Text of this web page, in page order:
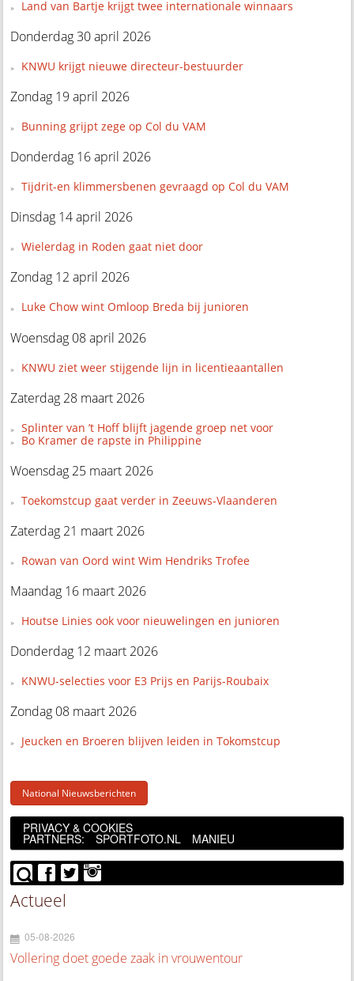
Land van Bartje krijgt twee internationale winnaars
Donderdag 30 april 2026
KNWU krijgt nieuwe directeur-bestuurder
Zondag 19 april 2026
Bunning grijpt zege op Col du VAM
Donderdag 16 april 2026
Tijdrit-en klimmersbenen gevraagd op Col du VAM
Dinsdag 14 april 2026
Wielerdag in Roden gaat niet door
Zondag 12 april 2026
Luke Chow wint Omloop Breda bij junioren
Woensdag 08 april 2026
KNWU ziet weer stijgende lijn in licentieaantallen
Zaterdag 28 maart 2026
Splinter van ’t Hoff blijft jagende groep net voor
Bo Kramer de rapste in Philippine
Woensdag 25 maart 2026
Toekomstcup gaat verder in Zeeuws-Vlaanderen
Zaterdag 21 maart 2026
Rowan van Oord wint Wim Hendriks Trofee
Maandag 16 maart 2026
Houtse Linies ook voor nieuwelingen en junioren
Donderdag 12 maart 2026
KNWU-selecties voor E3 Prijs en Parijs-Roubaix
Zondag 08 maart 2026
Jeucken en Broeren blijven leiden in Tokomstcup
National Nieuwsberichten
PRIVACY & COOKIES
PARTNERS: SPORTFOTO.NL MANIEU
Actueel
05-08-2026
Vollering doet goede zaak in vrouwentour